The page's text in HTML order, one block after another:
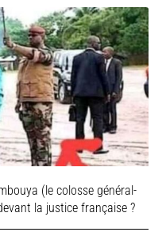
(le colosse général-
la justice française ?